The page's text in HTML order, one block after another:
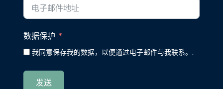
数据保护
我同意保存我的数据，以便通过电子邮件与我联系。.
发送